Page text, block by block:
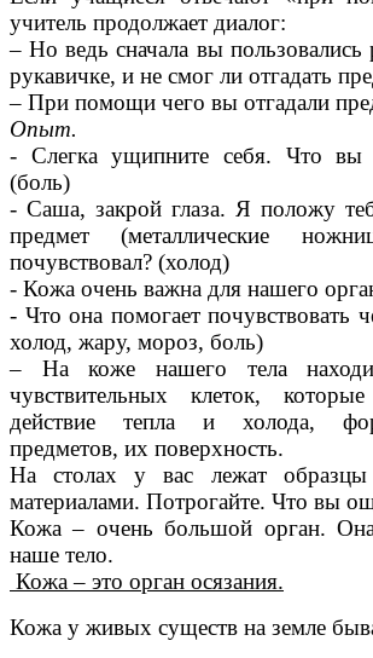
учитель продолжает диалог:
– Но ведь сначала вы пользовались
рукавичке, и не смог ли отгадать
– При помощи чего вы отгадали
Опыт.
- Слегка ущипните себя. Что вы
(боль)
- Саша, закрой глаза. Я положу
предмет (металлические
почувствовал? (холод)
- Кожа очень важна для нашего
- Что она помогает почувствовать
холод, жару, мороз, боль)
– На коже нашего тела
чувствительных клеток,
действие тепла и холода,
предметов, их поверхность.
На столах у вас лежат
материалами. Потрогайте. Что вы
Кожа – очень большой орган.
наше тело.
Кожа – это орган осязания.
Кожа у живых существ на земле